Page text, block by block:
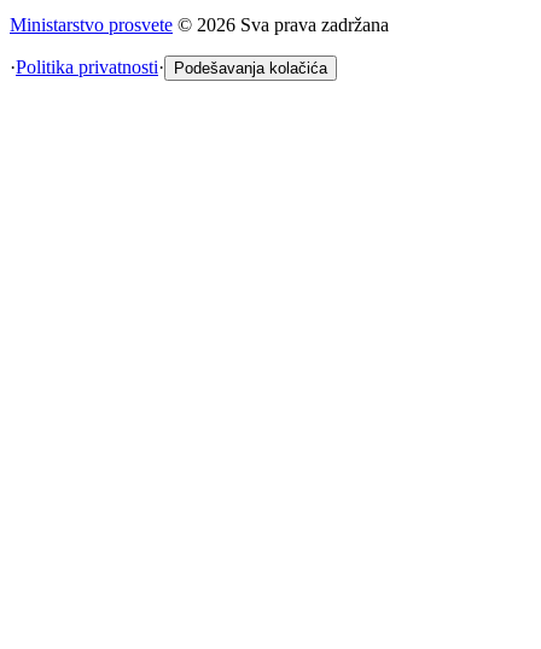
Ministarstvo prosvete © 2026 Sva prava zadržana
·Politika privatnosti· Podešavanja kolačića